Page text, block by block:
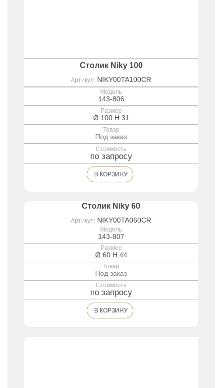
Столик Niky 100
Артикул: NIKY00TA100CR
Модель
143-806
Размер
Ø.100 H.31
Товар
Под заказ
Стоимость
по запросу
В КОРЗИНУ
Столик Niky 60
Артикул: NIKY00TA060CR
Модель
143-807
Размер
Ø.60 H.44
Товар
Под заказ
Стоимость
по запросу
В КОРЗИНУ